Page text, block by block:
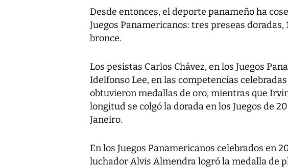
Desde entonces, el deporte panameño ha
Juegos Panamericanos: tres preseas
bronce.
Los pesistas Carlos Chávez, en los Juegos
Idelfonso Lee, en las competencias celebradas
obtuvieron medallas de oro, mientras que
longitud se colgó la dorada en los Juegos de
Janeiro.
En los Juegos Panamericanos celebrados en
luchador Alvis Almendra logró la medalla de